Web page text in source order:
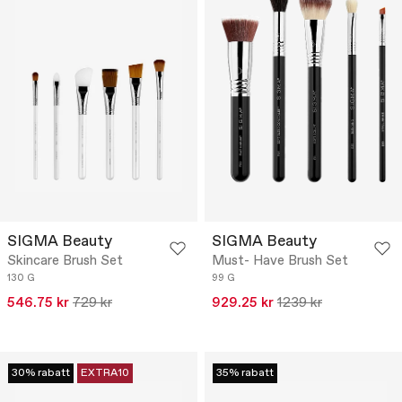
SIGMA Beauty
Skincare Brush Set
130 G
546.75 kr 729 kr
SIGMA Beauty
Must- Have Brush Set
99 G
929.25 kr 1239 kr
30% rabatt EXTRA10 35% rabatt